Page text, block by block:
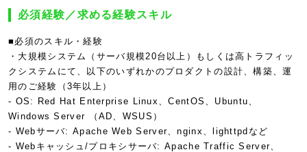
必須経験／求める経験スキル
■必須のスキル・経験
・大規模システム（サーバ規模20台以上）もしくは高トラフィッ
クシステムにて、以下のいずれかのプロダクトの設計、構築、運
用のご経験（3年以上）
- OS: Red Hat Enterprise Linux、CentOS、Ubuntu、
Windows Server （AD、WSUS）
- Webサーバ: Apache Web Server、nginx、lighttpdなど
- Webキャッシュ/プロキシサーバ: Apache Traffic Server、